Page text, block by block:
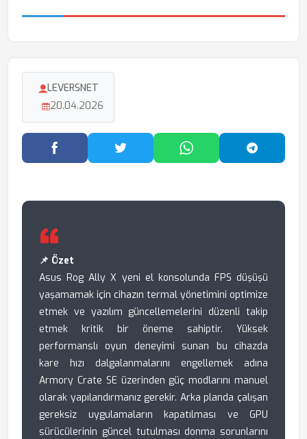
LEVERSNET
20.04.2026
Facebook'ta PaylaşTwitter'da PaylaşWhatsApp'ta Paylaş
📌 Özet
Asus Rog Ally X yeni el konsolunda FPS düşüşü
yaşamamak için cihazın termal yönetimini optimize
etmek ve yazılım güncellemelerini düzenli takip
etmek kritik bir öneme sahiptir. Yüksek
performanslı oyun deneyimi sunan bu cihazda
kare hızı dalgalanmalarını engellemek adına
Armory Crate SE üzerinden güç modlarını manuel
olarak yapılandırmanız gerekir. Arka planda çalışan
gereksiz uygulamaların kapatılması ve GPU
sürücülerinin güncel tutulması donma sorunlarını